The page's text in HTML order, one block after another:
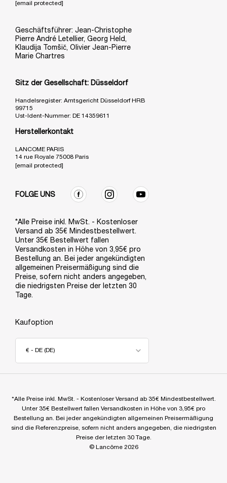
[email protected]
Geschäftsführer: Jean-Christophe
Pierre André Letellier, Georg Held,
Klaudija Tomšič, Olivier Jean-Pierre
Marie Chartres
Sitz der Gesellschaft: Düsseldorf
Handelsregister: Amtsgericht Düsseldorf HRB
99715
Ust-Ident-Nummer: DE 14359611
Herstellerkontakt
LANCOME PARIS
14 rue Royale 75008 Paris
[email protected]
FOLGE UNS
*Alle Preise inkl. MwSt. - Kostenloser
Versand ab 35€ Mindestbestellwert.
Unter 35€ Bestellwert fallen
Versandkosten in Höhe von 3,95€ pro
Bestellung an. Bei jeder angekündigten
allgemeinen Preisermäßigung sind die
Preise, sofern nicht anders angegeben,
die niedrigsten Preise der letzten 30
Tage.
Kaufoption
€ - DE (DE)
*Alle Preise inkl. MwSt. - Kostenloser Versand ab 35€ Mindestbestellwert.
Unter 35€ Bestellwert fallen Versandkosten in Höhe von 3,95€ pro
Bestellung an. Bei jeder angekündigten allgemeinen Preisermäßigung
sind die Referenzpreise, sofern nicht anders angegeben, die niedrigsten
Preise der letzten 30 Tage.
© Lancôme 2026